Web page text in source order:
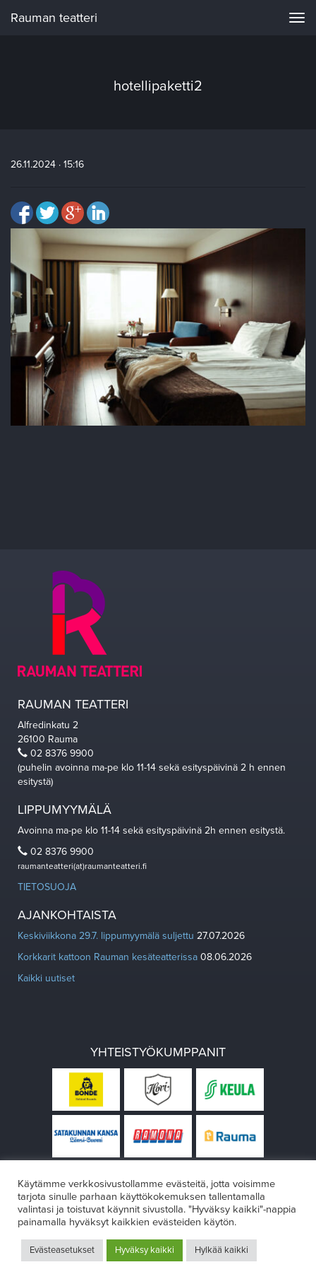
Rauman teatteri
hotellipaketti2
26.11.2024 · 15:16
RAUMAN TEATTERI
Alfredinkatu 2
26100 Rauma
02 8376 9900
(puhelin avoinna ma-pe klo 11-14 sekä esityspäivinä 2 h ennen
esitystä)
LIPPUMYYMÄLÄ
Avoinna ma-pe klo 11-14 sekä esityspäivinä 2h ennen esitystä.
02 8376 9900
raumanteatteri(at)raumanteatteri.fi
TIETOSUOJA
AJANKOHTAISTA
Keskiviikkona 29.7. lippumyymälä suljettu 27.07.2026
Korkkarit kattoon Rauman kesäteatterissa 08.06.2026
Kaikki uutiset
YHTEISTYÖKUMPPANIT
Design:VÄRIKÄS
Käytämme verkkosivustollamme evästeitä, jotta voisimme
tarjota sinulle parhaan käyttökokemuksen tallentamalla
valintasi ja toistuvat käynnit sivustolla. "Hyväksy kaikki"-nappia
painamalla hyväksyt kaikkien evästeiden käytön.
Evästeasetukset Hyväksy kaikki Hylkää kaikki